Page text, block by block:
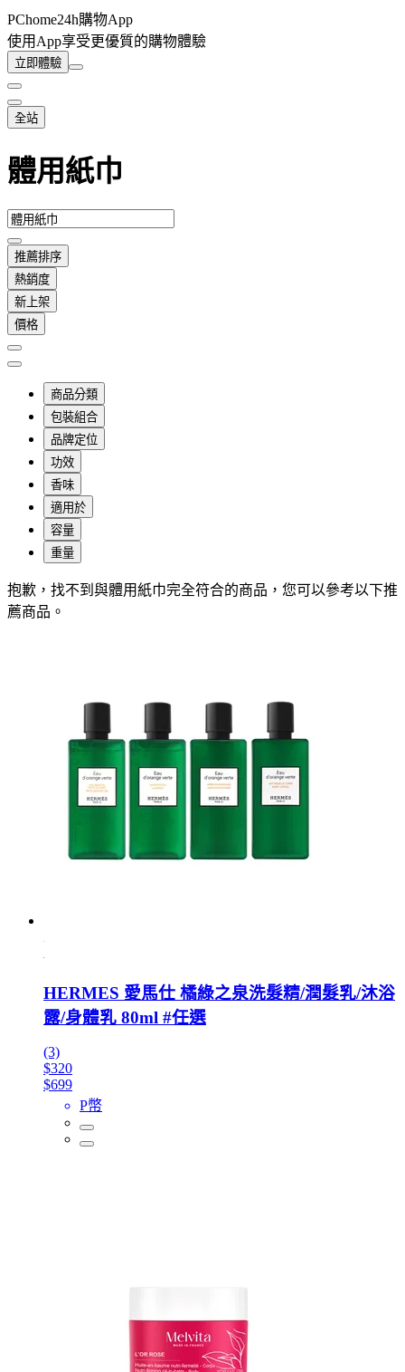
PChome24h購物App
使用App享受更優質的購物體驗
立即體驗
全站
體用紙巾
推薦排序
熱銷度
新上架
價格
商品分類
包裝組合
品牌定位
功效
香味
適用於
容量
重量
抱歉， 找不到與體用紙巾完全符合的商品，您可以參考以下推
薦商品 。
HERMES 愛馬仕 橘綠之泉洗髮精/潤髮乳/沐浴
露/身體乳 80ml #任選
(3)
$320
$699
P幣